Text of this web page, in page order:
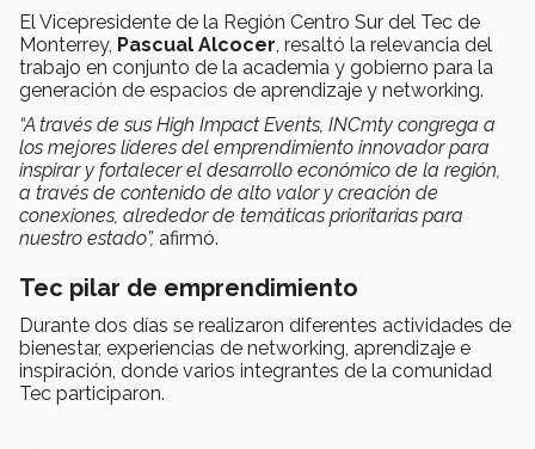
El Vicepresidente de la Región Centro Sur del Tec de
Monterrey, Pascual Alcocer , resaltó la relevancia del
trabajo en conjunto de la academia y gobierno para la
generación de espacios de aprendizaje y networking.
“A través de sus High Impact Events, INCmty congrega a
los mejores líderes del emprendimiento innovador para
inspirar y fortalecer el desarrollo económico de la región,
a través de contenido de alto valor y creación de
conexiones, alrededor de temáticas prioritarias para
nuestro estado”, afirmó.
Tec pilar de emprendimiento
Durante dos días se realizaron diferentes actividades de
bienestar, experiencias de networking, aprendizaje e
inspiración, donde varios integrantes de la comunidad
Tec participaron.